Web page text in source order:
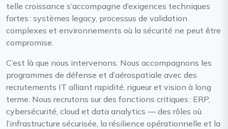
telle croissance s’accompagne d’exigences techniques
fortes : systèmes legacy, processus de validation
complexes et environnements où la sécurité ne peut être
compromise.
C’est là que nous intervenons. Nous accompagnons les
programmes de défense et d’aérospatiale avec des
recrutements IT alliant rapidité, rigueur et vision à long
terme. Nous recrutons sur des fonctions critiques : ERP,
cybersécurité, cloud et data analytics — des rôles où
l’infrastructure sécurisée, la résilience opérationnelle et la